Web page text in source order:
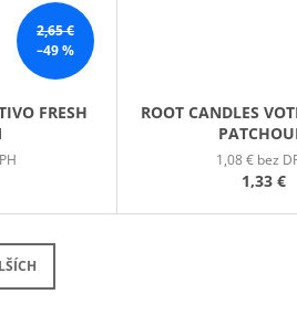
2,65 €
–49 %
FRESH
ROOT CANDLES
1,08 € bez
1,33 €